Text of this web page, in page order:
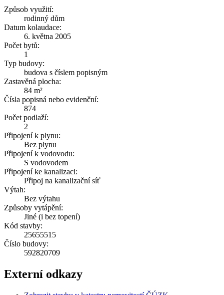
Způsob využití:
rodinný dům
Datum kolaudace:
6. května 2005
Počet bytů:
1
Typ budovy:
budova s číslem popisným
Zastavěná plocha:
84 m²
Čísla popisná nebo evidenční:
874
Počet podlaží:
2
Připojení k plynu:
Bez plynu
Připojení k vodovodu:
S vodovodem
Připojení ke kanalizaci:
Připoj na kanalizační síť
Výtah:
Bez výtahu
Způsoby vytápění:
Jiné (i bez topení)
Kód stavby:
25655515
Číslo budovy:
592820709
Externí odkazy